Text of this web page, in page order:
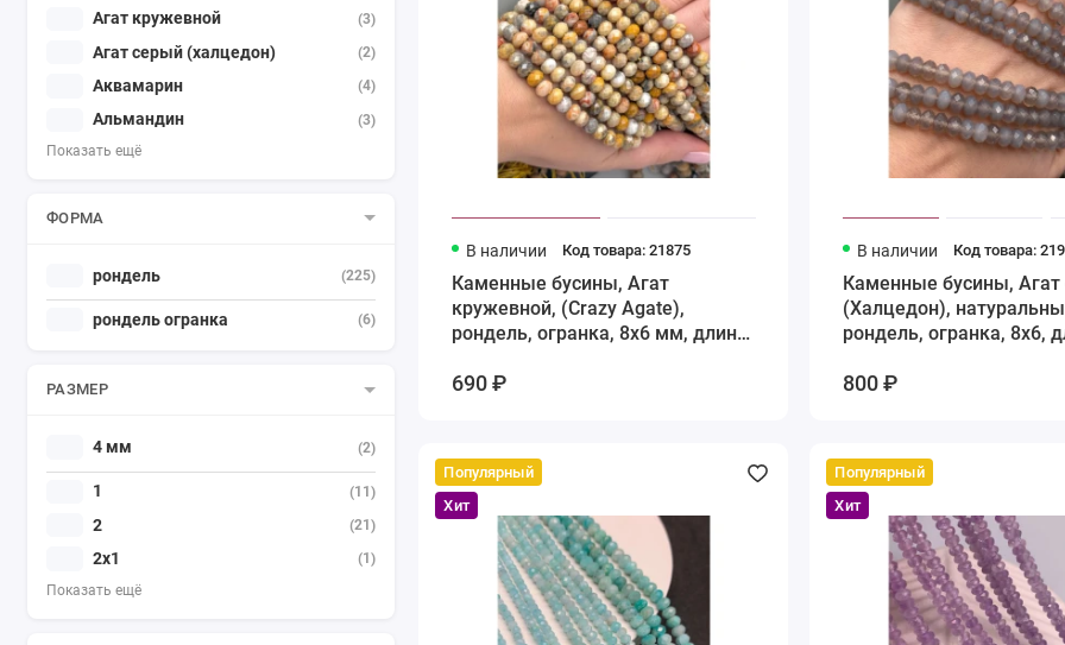
Агат кружевной (3)
Агат серый (халцедон) (2)
Аквамарин (4)
Альмандин
(3)
Показать ещё
ФОРМА
рондель (225)
рондель огранка (6)
РАЗМЕР
4 мм (2)
1 (11)
2 (21)
2х1
(1)
Показать ещё
В наличии Код товара: 21875
Каменные бусины, Агат
кружевной, (Crazy Agate),
рондель, огранка, 8х6 мм, длина
690 ₽
В наличии Код товара:
Каменные бусины, Агат
(Халцедон),
рондель, огранка, 8х6,
800 ₽
Популярный
Хит
Популярный
Хит